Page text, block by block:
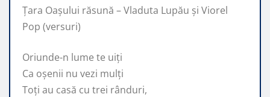
Țara Oașului răsună – Vladuta Lupău și Viorel
Pop (versuri)
Oriunde-n lume te uiți
Ca oșenii nu vezi mulți
Toți au casă cu trei rânduri,